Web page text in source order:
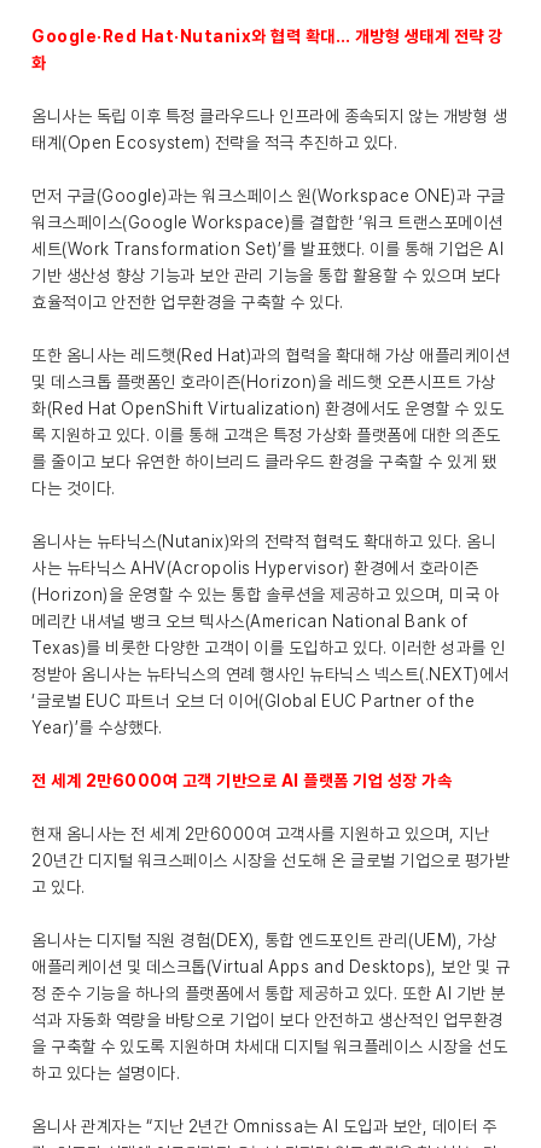
Google·Red Hat·Nutanix와 협력 확대… 개방형 생태계 전략 강
화
옴니사는 독립 이후 특정 클라우드나 인프라에 종속되지 않는 개방형 생
태계(Open Ecosystem) 전략을 적극 추진하고 있다.
먼저 구글(Google)과는 워크스페이스 원(Workspace ONE)과 구글
워크스페이스(Google Workspace)를 결합한 ‘워크 트랜스포메이션
세트(Work Transformation Set)’를 발표했다. 이를 통해 기업은 AI
기반 생산성 향상 기능과 보안 관리 기능을 통합 활용할 수 있으며 보다
효율적이고 안전한 업무환경을 구축할 수 있다.
또한 옴니사는 레드햇(Red Hat)과의 협력을 확대해 가상 애플리케이션
및 데스크톱 플랫폼인 호라이즌(Horizon)을 레드햇 오픈시프트 가상
화(Red Hat OpenShift Virtualization) 환경에서도 운영할 수 있도
록 지원하고 있다. 이를 통해 고객은 특정 가상화 플랫폼에 대한 의존도
를 줄이고 보다 유연한 하이브리드 클라우드 환경을 구축할 수 있게 됐
다는 것이다.
옴니사는 뉴타닉스(Nutanix)와의 전략적 협력도 확대하고 있다. 옴니
사는 뉴타닉스 AHV(Acropolis Hypervisor) 환경에서 호라이즌
(Horizon)을 운영할 수 있는 통합 솔루션을 제공하고 있으며, 미국 아
메리칸 내셔널 뱅크 오브 텍사스(American National Bank of
Texas)를 비롯한 다양한 고객이 이를 도입하고 있다. 이러한 성과를 인
정받아 옴니사는 뉴타닉스의 연례 행사인 뉴타닉스 넥스트(.NEXT)에서
‘글로벌 EUC 파트너 오브 더 이어(Global EUC Partner of the
Year)’를 수상했다.
전 세계 2만6000여 고객 기반으로 AI 플랫폼 기업 성장 가속
현재 옴니사는 전 세계 2만6000여 고객사를 지원하고 있으며, 지난
20년간 디지털 워크스페이스 시장을 선도해 온 글로벌 기업으로 평가받
고 있다.
옴니사는 디지털 직원 경험(DEX), 통합 엔드포인트 관리(UEM), 가상
애플리케이션 및 데스크톱(Virtual Apps and Desktops), 보안 및 규
정 준수 기능을 하나의 플랫폼에서 통합 제공하고 있다. 또한 AI 기반 분
석과 자동화 역량을 바탕으로 기업이 보다 안전하고 생산적인 업무환경
을 구축할 수 있도록 지원하며 차세대 디지털 워크플레이스 시장을 선도
하고 있다는 설명이다.
옴니사 관계자는 “지난 2년간 Omnissa는 AI 도입과 보안, 데이터 주